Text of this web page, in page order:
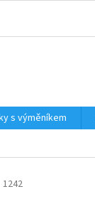
s výměníkem
1242